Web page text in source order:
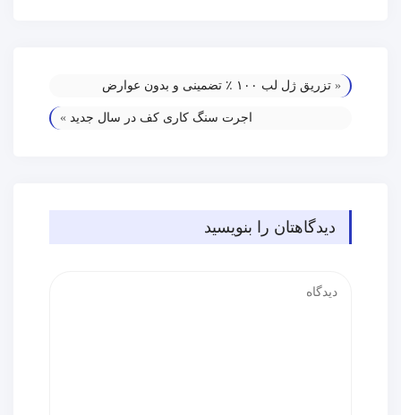
« تزریق ژل لب ۱۰۰ ٪ تضمینی و بدون عوارض
اجرت سنگ کاری کف در سال جدید »
دیدگاهتان را بنویسید